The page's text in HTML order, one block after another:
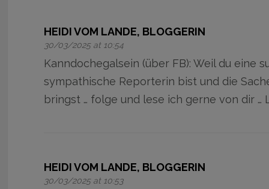
HEIDI VOM LANDE, BLOGGERIN
30/03/2025 at 10:54
Kanndochegalsein (über FB): Weil du eine
sympathische Reporterin bist und die
bringst … folge und lese ich gerne von dir …
HEIDI VOM LANDE, BLOGGERIN
30/03/2025 at 10:53